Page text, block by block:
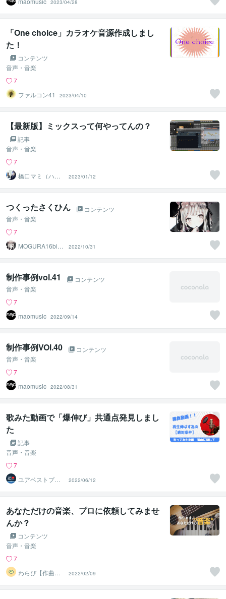
2023/04/28
「One choice」カラオケ音源作成しまし
た！
コンテンツ
音声・音楽
7
ファルコン41
2023/04/10
【最新版】ミックスって何やってんの？
記事
音声・音楽
7
橋口マミ（ハシ
マミ）
2023/01/12
つくったさくひん
コンテンツ
音声・音楽
7
MOGURA16bit
2022/10/31
制作事例vol.41
コンテンツ
音声・音楽
7
maomusic 2022/09/14
制作事例VOl.40
コンテンツ
音声・音楽
7
maomusic 2022/08/31
歌みた動画で「爆伸び」共通点発見しまし
た
記事
音声・音楽
7
ユアベストプラ
2022/06/12
あなただけの音楽、プロに依頼してみませ
んか？
コンテンツ
音声・音楽
7
わらび【作曲・
編曲・カラオケ
音源制作】
2022/02/09